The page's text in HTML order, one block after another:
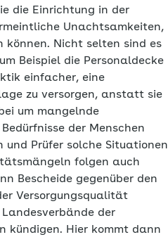
die Einrichtung in der
Unachtsamkeiten,
können. Nicht selten sind es
Beispiel die Personaldecke
einfacher, eine
zu versorgen, anstatt sie
um mangelnde
der Menschen
Prüfer solche Situationen
folgen auch
Bescheide gegenüber den
Versorgungsqualität
der
kündigen. Hier kommt dann